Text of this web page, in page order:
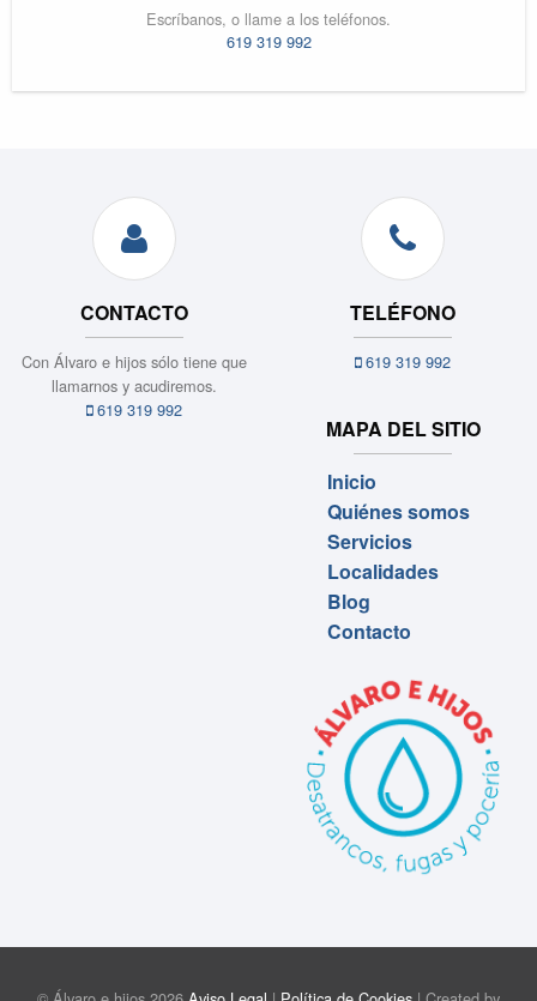
Escríbanos, o llame a los teléfonos.
619 319 992
CONTACTO
Con Álvaro e hijos sólo tiene que
llamarnos y acudiremos.
619 319 992
TELÉFONO
619 319 992
MAPA DEL SITIO
Inicio
Quiénes somos
Servicios
Localidades
Blog
Contacto